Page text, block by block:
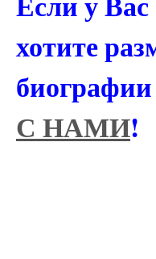
хотите
С НАМИ!